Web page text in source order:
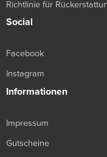
Richtlinie für
Social
Facebook
Instagram
Informationen
Impressum
Gutscheine